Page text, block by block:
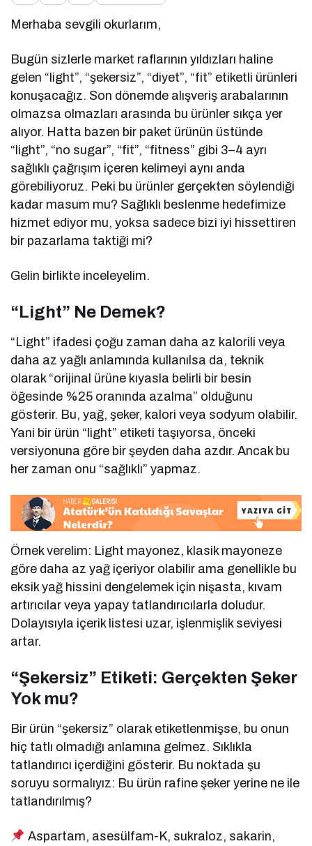
Merhaba sevgili okurlarım,
Bugün sizlerle market raflarının yıldızları haline
gelen “light”, “şekersiz”, “diyet”, “fit” etiketli ürünleri
konuşacağız. Son dönemde alışveriş arabalarının
olmazsa olmazları arasında bu ürünler sıkça yer
alıyor. Hatta bazen bir paket ürünün üstünde
“light”, “no sugar”, “fit”, “fitness” gibi 3–4 ayrı
sağlıklı çağrışım içeren kelimeyi aynı anda
görebiliyoruz. Peki bu ürünler gerçekten söylendiği
kadar masum mu? Sağlıklı beslenme hedefimize
hizmet ediyor mu, yoksa sadece bizi iyi hissettiren
bir pazarlama taktiği mi?
Gelin birlikte inceleyelim.
“Light” Ne Demek?
“Light” ifadesi çoğu zaman daha az kalorili veya
daha az yağlı anlamında kullanılsa da, teknik
olarak “orijinal ürüne kıyasla belirli bir besin
öğesinde %25 oranında azalma” olduğunu
gösterir. Bu, yağ, şeker, kalori veya sodyum olabilir.
Yani bir ürün “light” etiketi taşıyorsa, önceki
versiyonuna göre bir şeyden daha azdır. Ancak bu
her zaman onu “sağlıklı” yapmaz.
Örnek verelim: Light mayonez, klasik mayoneze
göre daha az yağ içeriyor olabilir ama genellikle bu
eksik yağ hissini dengelemek için nişasta, kıvam
artırıcılar veya yapay tatlandırıcılarla doludur.
Dolayısıyla içerik listesi uzar, işlenmişlik seviyesi
artar.
“Şekersiz” Etiketi: Gerçekten Şeker
Yok mu?
Bir ürün “şekersiz” olarak etiketlenmişse, bu onun
hiç tatlı olmadığı anlamına gelmez. Sıklıkla
tatlandırıcı içerdiğini gösterir. Bu noktada şu
soruyu sormalıyız: Bu ürün rafine şeker yerine ne ile
tatlandırılmış?
Aspartam, asesülfam-K, sukraloz, sakarin,